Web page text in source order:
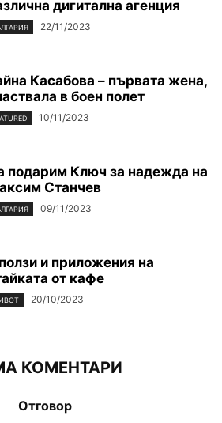
дигитална агенция
22/11/2023
Касабова – първата жена,
в боен полет
10/11/2023
подарим Ключ за надежда на
Станчев
09/11/2023
и приложения на
от кафе
20/10/2023
КОМЕНТАРИ
Отговор